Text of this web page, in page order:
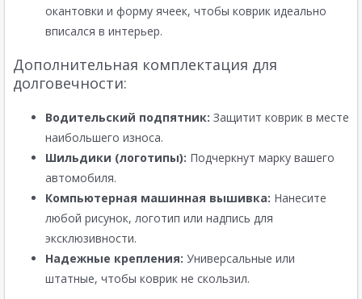
окантовки и форму ячеек, чтобы коврик идеально
вписался в интерьер.
Дополнительная комплектация для
долговечности:
Водительский подпятник: Защитит коврик в месте
наибольшего износа.
Шильдики (логотипы): Подчеркнут марку вашего
автомобиля.
Компьютерная машинная вышивка: Нанесите
любой рисунок, логотип или надпись для
эксклюзивности.
Надежные крепления: Универсальные или
штатные, чтобы коврик не скользил.